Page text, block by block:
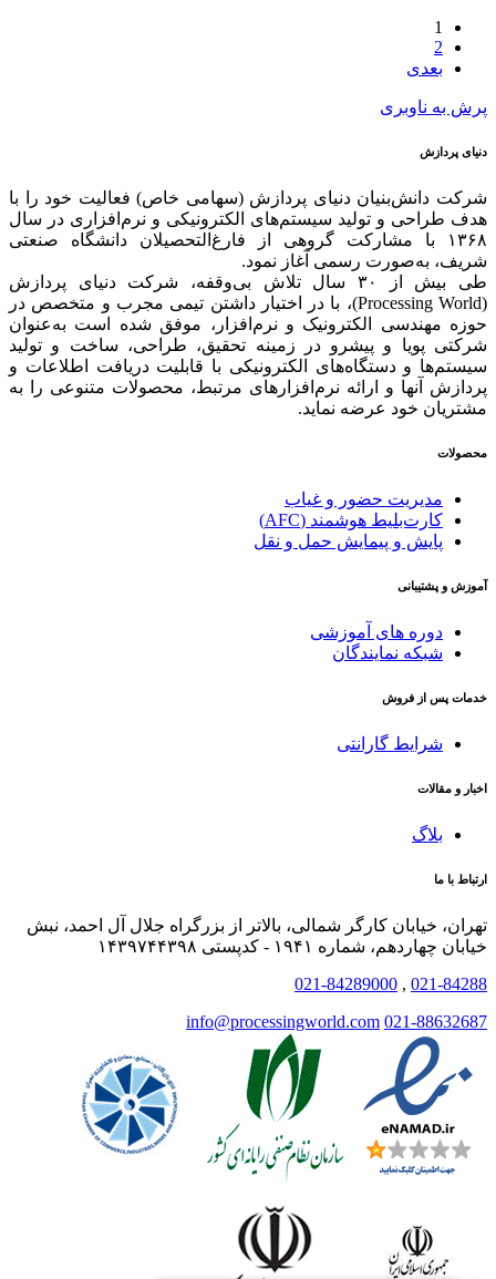
1
2
بعدی
پرش به ناوبری
دنیای پردازش
شرکت دانش‌بنیان دنیای پردازش (سهامی خاص) فعالیت خود را با
هدف طراحی و تولید سیستم‌های الکترونیکی و نرم‌افزاری در سال
۱۳۶۸ با مشارکت گروهی از فارغ‌التحصیلان دانشگاه صنعتی
شریف، به‌صورت رسمی آغاز نمود.
طی بیش از ۳۰ سال تلاش بی‌وقفه، شرکت دنیای پردازش
(Processing World)، با در اختیار داشتن تیمی مجرب و متخصص در
حوزه مهندسی الکترونیک و نرم‌افزار، موفق شده است به‌عنوان
شرکتی پویا و پیشرو در زمینه‌ تحقیق، طراحی، ساخت و تولید
سیستم‌ها و دستگاه‌های الکترونیکی با قابلیت دریافت اطلاعات و
پردازش آنها و ارائه‌ نرم‌افزارهای مرتبط، محصولات متنوعی را به
مشتریان خود عرضه نماید.
محصولات
مدیریت حضور و غیاب
کارت‌بلیط هوشمند (AFC)
پایش و پیمایش حمل و نقل
آموزش و پشتیبانی
دوره های آموزشی
شبکه نمایندگان
خدمات پس از فروش
شرایط گارانتی
اخبار و مقالات
بلاگ
ارتباط با ما
تهران، خیابان کارگر شمالی، بالاتر از بزرگراه جلال آل احمد، نبش
خیابان چهاردهم، شماره ۱۹۴۱ - کدپستی ۱۴۳۹۷۴۴۳۹۸
021-84288
,
021-84289000
021-88632687
info@processingworld.com